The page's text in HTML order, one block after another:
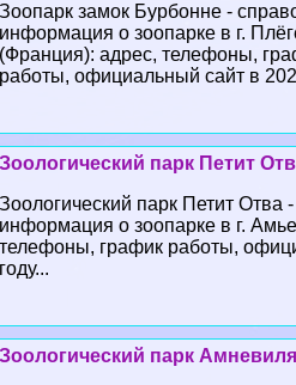
Зоопарк замок Бурбонне -
информация о зоопарке в г.
(Франция): адрес, телефоны,
работы, официальный сайт в
Зоологический парк Петит
Зоологический парк Петит Отва
информация о зоопарке в г.
телефоны, график работы,
году...
Зоологический парк Амневиля